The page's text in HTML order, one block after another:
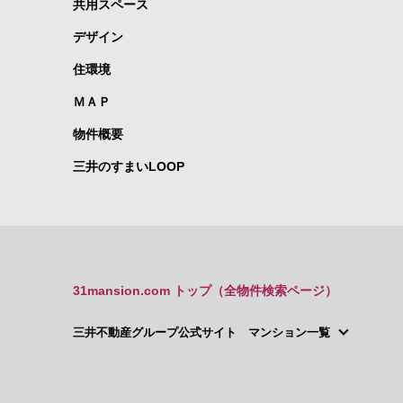
共用スペース
デザイン
住環境
ＭＡＰ
物件概要
三井のすまいLOOP
31mansion.com トップ（全物件検索ページ）
三井不動産グループ公式サイト マンション一覧